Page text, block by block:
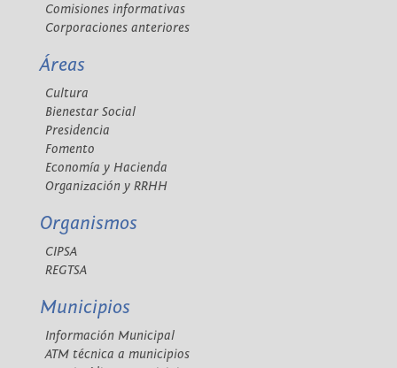
Comisiones informativas
Corporaciones anteriores
Áreas
Cultura
Bienestar Social
Presidencia
Fomento
Economía y Hacienda
Organización y RRHH
Organismos
CIPSA
REGTSA
Municipios
Información Municipal
ATM técnica a municipios